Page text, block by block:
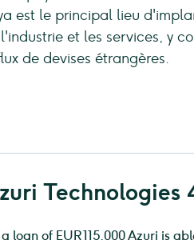
est le principal lieu
et les services, y
de devises étrangères.
Technologies
loan of EUR 115,000 Azuri is